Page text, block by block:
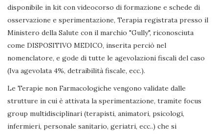
disponibile in kit con videocorso di formazione e schede di
osservazione e sperimentazione, Terapia registrata presso il
Ministero della Salute con il marchio "Gully", riconosciuta
come DISPOSITIVO MEDICO, inserita perciò nel
nomenclatore, e gode di tutte le agevolazioni fiscali del caso
(Iva agevolata 4%, detraibilità fiscale, ecc.).
Le Terapie non Farmacologiche vengono validate dalle
strutture in cui è attivata la sperimentazione, tramite focus
group multidisciplinari (terapisti, animatori, psicologi,
infermieri, personale sanitario, geriatri, ecc..) che si